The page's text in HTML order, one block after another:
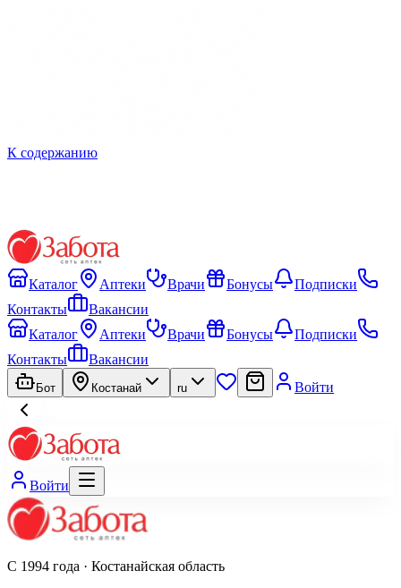
К содержанию
Каталог Аптеки Врачи Бонусы
Подписки
Контакты
Вакансии
Каталог
Аптеки Врачи Бонусы
Подписки
Контакты
Вакансии
Бот Костанай ru Войти
Войти
С 1994 года · Костанайская область